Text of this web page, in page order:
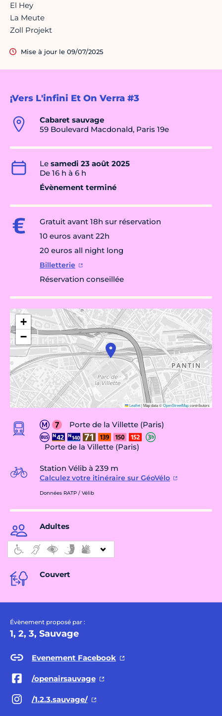
¡Vers L'infini Et On Verra #3
Cabaret sauvage
59 Boulevard Macdonald, Paris 19e
Le samedi 23 août 2025
De 16 h à 6 h
Évènement terminé
Gratuit avant 18h sur réservation
10 euros avant 22h
20 euros all night long
Billetterie
Réservation conseillée
+
−
Leaflet|Map data ©OpenStreetMapcontributors
Porte de la Villette (Paris)
Porte de la Villette (Paris)
Station Vélib à 239 m
Calculez votre itinéraire sur GéoVélo
Données RATP / Vélib
Adultes
Couvert
Évènement proposé par :
1, 2, 3, Sauvage
Evenement Facebook
/openairsauvage
/1.2.3.sauvage/
El Hey
La Meute
Zoll Projekt
Mise à jour le 09/07/2025